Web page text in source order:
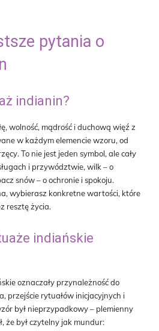
pytania o
indianin?
wolność, mądrość i duchową więź z
w każdym elemencie wzoru, od
To nie jest jeden symbol, ale cały
i przywództwie, wilk – o
snów – o ochronie i spokoju.
wybierasz konkretne wartości, które
resztę życia.
indiańskie
oznaczały przynależność do
przejście rytuałów inicjacyjnych i
był nieprzypadkowy – plemienny
że był czytelny jak mundur: